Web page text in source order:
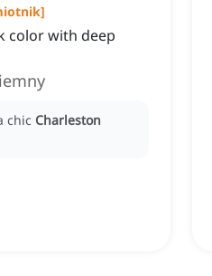
]
color with deep
chic Charleston